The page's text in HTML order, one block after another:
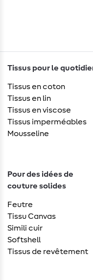
Tissus pour le
Tissus en coton
Tissus en lin
Tissus en viscose
Tissus imperméables
Mousseline
Pour des idées de
couture solides
Feutre
Tissu Canvas
Simili cuir
Softshell
Tissus de revêtement